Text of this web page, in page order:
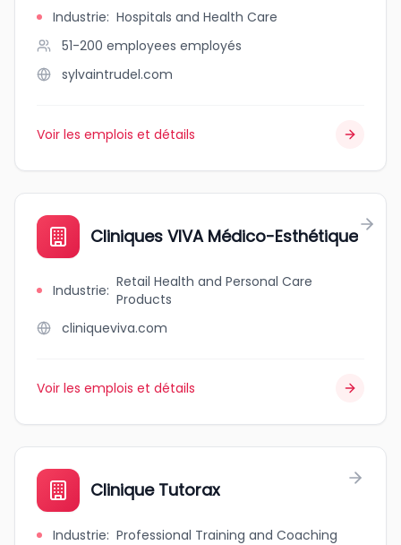
Industrie: Hospitals and Health Care
51-200 employees employés
sylvaintrudel.com
Voir les emplois et détails
Cliniques VIVA Médico-Esthétique
Industrie: Retail Health and Personal Care
Products
cliniqueviva.com
Voir les emplois et détails
Clinique Tutorax
Industrie: Professional Training and Coaching